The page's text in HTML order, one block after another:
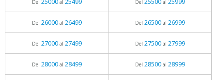
Del al Del al
Del 26000al 26499 Del 26500al 26999
Del 27000al 27499 Del 27500al 27999
Del 28000al 28499 Del 28500al 28999